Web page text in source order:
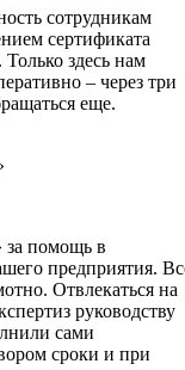
сотрудникам
сертификата
здесь нам
– через три
еще.
за помощь в
предприятия.
Отвлекаться на
руководству
сами
сроки и при